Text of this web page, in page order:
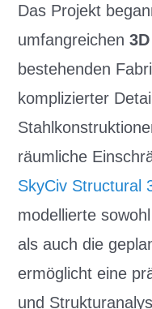
Das Projekt
umfangreichen
bestehenden
komplizierter
räumliche
SkyCiv Structural
modellierte
als auch die
ermöglicht eine
und